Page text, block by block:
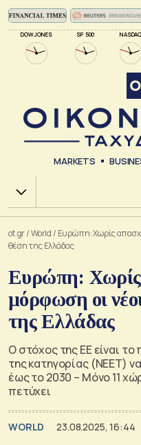
DOW JONES SP 500 NASDAQ
MARKETS
Χ.Α.
ot.gr/World / Ευρώπη: Χωρίς
θέση της Ελλάδας
Ευρώπη:
μόρφωση οι
της Ελλάδας
Ο στόχος της ΕΕ είναι
της κατηγορίας (NEET)
έως το 2030 – Μόνο 11
πετύχει
WORLD 23.08.2025, 16:44